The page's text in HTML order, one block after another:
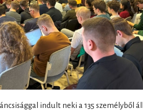
indult neki a 135 személyből